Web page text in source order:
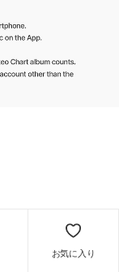
お気に入り